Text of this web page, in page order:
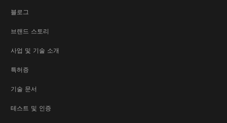
블로그
브랜드 스토리
사업 및 기술 소개
특허증
기술 문서
테스트 및 인증